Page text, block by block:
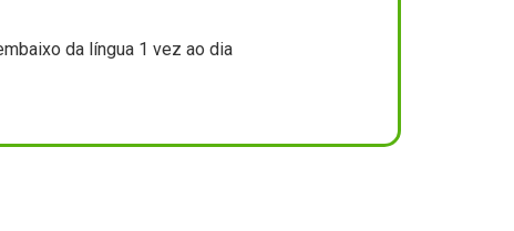
da língua 1 vez ao dia